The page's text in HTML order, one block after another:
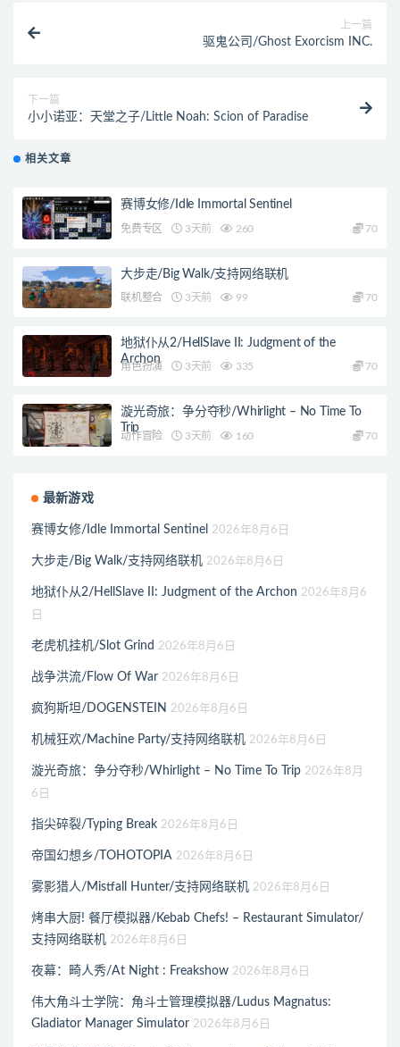
上一篇
驱鬼公司/Ghost Exorcism INC.
下一篇
小小诺亚：天堂之子/Little Noah: Scion of Paradise
相关文章
赛博女修/Idle Immortal Sentinel
免费专区 3天前 260 70
大步走/Big Walk/支持网络联机
联机整合 3天前 99 70
地狱仆从2/HellSlave II: Judgment of the
Archon
角色扮演 3天前 335 70
漩光奇旅：争分夺秒/Whirlight – No Time To
Trip
动作冒险 3天前 160 70
最新游戏
赛博女修/Idle Immortal Sentinel 2026年8月6日
大步走/Big Walk/支持网络联机 2026年8月6日
地狱仆从2/HellSlave II: Judgment of the Archon 2026年8月6
日
老虎机挂机/Slot Grind 2026年8月6日
战争洪流/Flow Of War 2026年8月6日
疯狗斯坦/DOGENSTEIN 2026年8月6日
机械狂欢/Machine Party/支持网络联机 2026年8月6日
漩光奇旅：争分夺秒/Whirlight – No Time To Trip 2026年8月
6日
指尖碎裂/Typing Break 2026年8月6日
帝国幻想乡/TOHOTOPIA 2026年8月6日
雾影猎人/Mistfall Hunter/支持网络联机 2026年8月6日
烤串大厨! 餐厅模拟器/Kebab Chefs! – Restaurant Simulator/
支持网络联机 2026年8月6日
夜幕：畸人秀/At Night : Freakshow 2026年8月6日
伟大角斗士学院：角斗士管理模拟器/Ludus Magnatus:
Gladiator Manager Simulator 2026年8月6日